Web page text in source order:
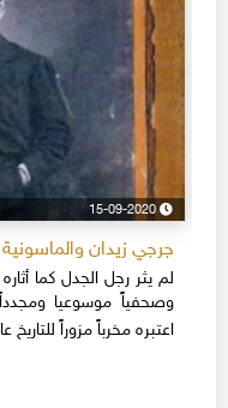
15-09-2020
جرجي زيدان والماسونية
لم يثر رجل الجدل كما
وصحفياً موسوعيا
اعتبره مخرباً مزوراً